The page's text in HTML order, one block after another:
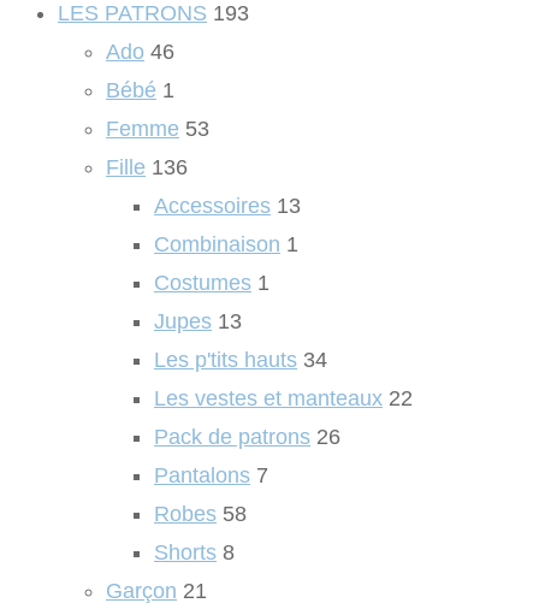
LES PATRONS 193
Ado 46
Bébé 1
Femme 53
Fille 136
Accessoires 13
Combinaison 1
Costumes 1
Jupes 13
Les p'tits hauts 34
Les vestes et manteaux 22
Pack de patrons 26
Pantalons 7
Robes 58
Shorts 8
Garçon 21